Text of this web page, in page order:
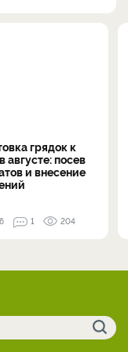
грядок к
августе: посев
и внесение
1 204